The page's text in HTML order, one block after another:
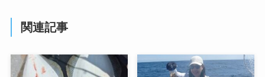
関連記事